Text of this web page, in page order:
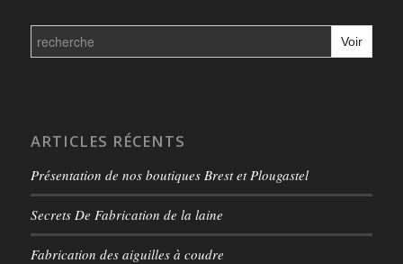
Search
for:
ARTICLES RÉCENTS
Présentation de nos boutiques Brest et Plougastel
Secrets De Fabrication de la laine
Fabrication des aiguilles à coudre